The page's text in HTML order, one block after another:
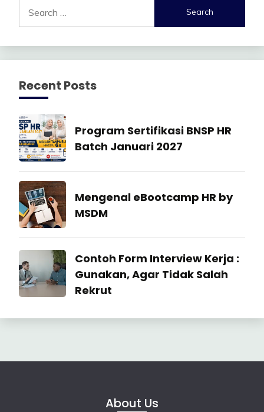
for:
Recent Posts
Manajemen
SDM
Program Sertifikasi BNSP HR
Batch Januari 2027
27
2026
Industrial
Relation
Mengenal eBootcamp HR by
MSDM
22
July
2026
Industrial
Relation
Contoh Form Interview Kerja :
Gunakan, Agar Tidak Salah
Rekrut
23
About Us